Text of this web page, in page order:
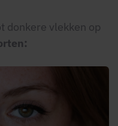
donkere vlekken op